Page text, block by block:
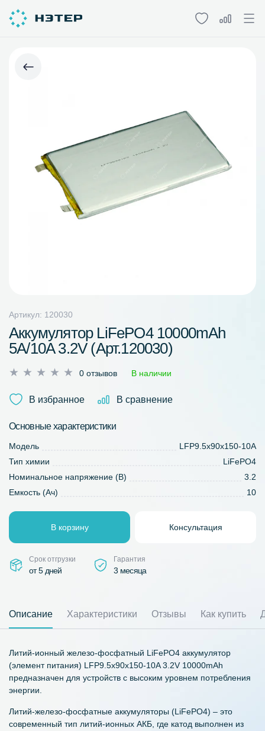
Артикул: 120030
Аккумулятор LiFePO4 10000mAh
5A/10A 3.2V (Арт.120030)
Оценка
из
0 отзывов В наличии
В избранное В сравнение
Основные характеристики
Модель
LFP9.5x90x150-10A
Тип химии
LiFePO4
Номинальное напряжение (В)
3.2
Емкость (Ач)
10
В корзину Консультация
Срок отгрузки
от 5 дней
Гарантия
3 месяца
Описание Характеристики Отзывы Как купить
Литий-ионный железо-фосфатный LiFePO4 аккумулятор
(элемент питания) LFP9.5x90x150-10A 3.2V 10000mAh
предназначен для устройств с высоким уровнем потребления
энергии.
Литий-железо-фосфатные аккумуляторы (LiFePO4) – это
современный тип литий-ионных АКБ, где катод выполнен из